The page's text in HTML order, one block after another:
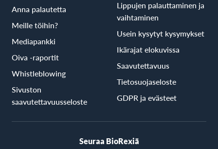
Anna palautetta
Meille töihin?
Mediapankki
Oiva -raportit
Whistleblowing
Sivuston
saavutettavuusseloste
Lippujen palauttaminen ja
vaihtaminen
Usein kysytyt kysymykset
Ikärajat elokuvissa
Saavutettavuus
Tietosuojaseloste
GDPR ja evästeet
Seuraa BioRexiä